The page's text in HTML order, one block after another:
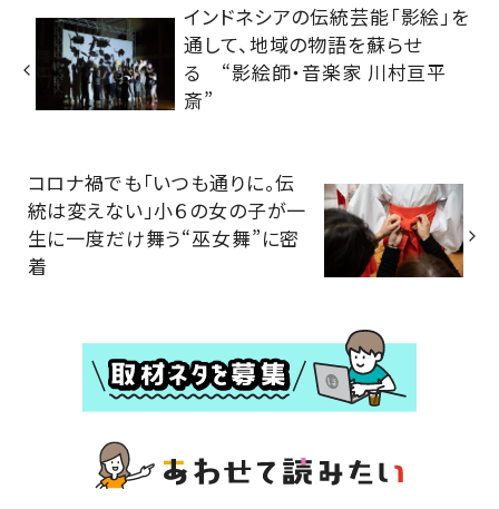
インドネシアの伝統芸能「影絵」を
通して、地域の物語を蘇らせ
る “影絵師・音楽家 川村亘平
斎”
コロナ禍でも「いつも通りに。伝
統は変えない」小６の女の子が一
生に一度だけ舞う“巫女舞”に密
着